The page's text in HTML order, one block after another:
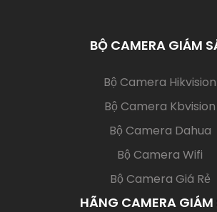
BỘ CAMERA GIÁM
Bộ Camera Hikvision
Bộ Camera Kbvision
Bộ Camera Dahua
Bộ Camera Wifi
Bộ Camera Giá Rẻ
HÃNG CAMERA GIÁM